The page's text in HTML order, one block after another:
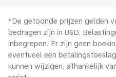
*De getoonde prijzen gelden
bedragen zijn in USD.
inbegrepen. Er zijn geen
eventueel een
kunnen wijzigen, afhankelijk